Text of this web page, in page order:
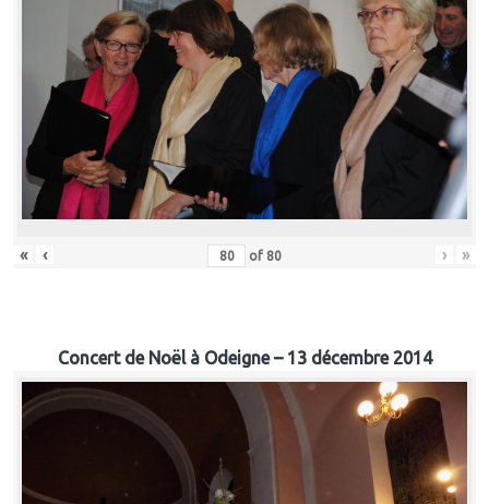
« ‹ of 80 › »
Concert de Noël à Odeigne – 13 décembre 2014